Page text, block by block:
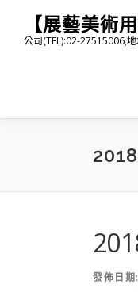
【展藝美術
公司(TEL):02-27515006,
發佈日期: